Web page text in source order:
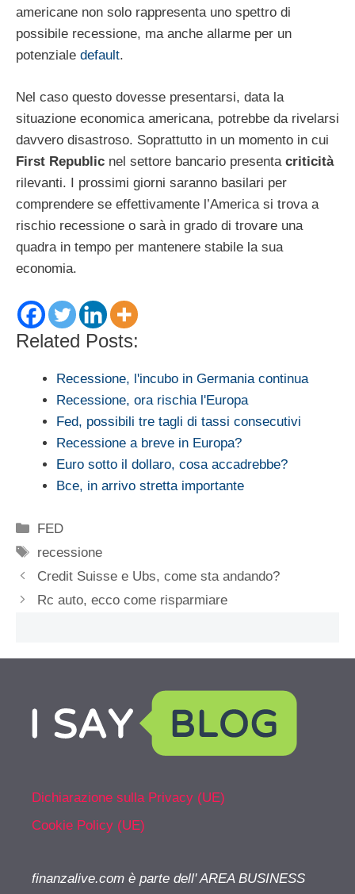
americane non solo rappresenta uno spettro di
possibile recessione, ma anche allarme per un
potenziale default.
Nel caso questo dovesse presentarsi, data la
situazione economica americana, potrebbe da rivelarsi
davvero disastroso. Soprattutto in un momento in cui
First Republic nel settore bancario presenta criticità
rilevanti. I prossimi giorni saranno basilari per
comprendere se effettivamente l’America si trova a
rischio recessione o sarà in grado di trovare una
quadra in tempo per mantenere stabile la sua
economia.
Related Posts:
Recessione, l'incubo in Germania continua
Recessione, ora rischia l'Europa
Fed, possibili tre tagli di tassi consecutivi
Recessione a breve in Europa?
Euro sotto il dollaro, cosa accadrebbe?
Bce, in arrivo stretta importante
Categorie
FED
Tag
recessione
Credit Suisse e Ubs, come sta andando?
Rc auto, ecco come risparmiare
Dichiarazione sulla Privacy (UE)
Cookie Policy (UE)
finanzalive.com è parte dell' AREA BUSINESS